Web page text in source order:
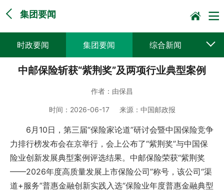
集团要闻
时政要闻 集团要闻 综合新闻
媒体聚焦 党建动态 普遍服务
企业文化
中邮保险斩获“紫荆奖”及两项行业典型案例
作者： 由保昌
时间： 2026-06-17来源： 中国邮政报
6月10日，第三届“保险家论道”研讨会暨中国保险竞争
力排行榜发布会在京举行，会上公布了“紫荆奖”与中国保
险业创新发展典型案例评选结果。中邮保险荣获“紫荆奖
——2026年度高质量发展上市保险公司”称号，该公司“渠
道+服务”普惠金融创新实践入选“保险业年度普惠金融典型